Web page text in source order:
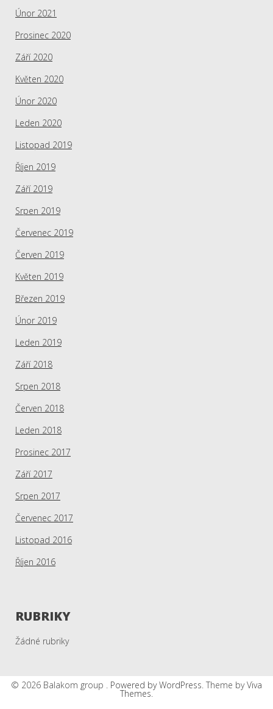
Únor 2021
Prosinec 2020
Září 2020
Květen 2020
Únor 2020
Leden 2020
Listopad 2019
Říjen 2019
Září 2019
Srpen 2019
Červenec 2019
Červen 2019
Květen 2019
Březen 2019
Únor 2019
Leden 2019
Září 2018
Srpen 2018
Červen 2018
Leden 2018
Prosinec 2017
Září 2017
Srpen 2017
Červenec 2017
Listopad 2016
Říjen 2016
RUBRIKY
Žádné rubriky
© 2026 Balakom group . Powered by WordPress. Theme byViva
Themes.